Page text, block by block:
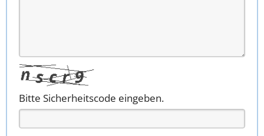
Bitte Sicherheitscode eingeben.